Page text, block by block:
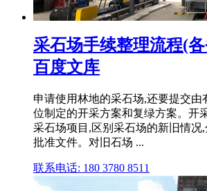
采石场手续整理流程(
百度文库
申请使用林地的采石场,还要提交由
位制定的开采方案和复绿方案。开
采石场项目,区别采石场的新旧情况
批准文件。对旧石场 ...
联系电话: 180 3780 8511